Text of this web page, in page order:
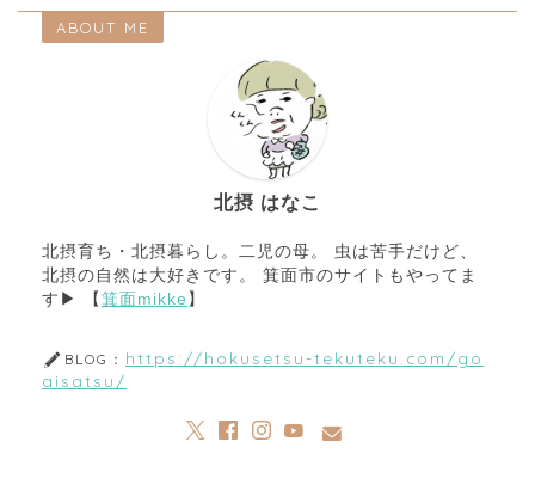
ABOUT ME
北摂 はなこ
北摂育ち・北摂暮らし。二児の母。 虫は苦手だけど、
北摂の自然は大好きです。 箕面市のサイトもやってま
す▶︎ 【 箕面mikke 】
BLOG： https://hokusetsu-tekuteku.com/go
aisatsu/